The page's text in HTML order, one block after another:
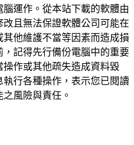
運作。從本站下載的軟體由
且無法保證軟體公司可能在
他維護不當等因素而造成損
記得先行備份電腦中的重要
作或其他疏失造成資料毀
行各種操作，表示您已閱讀
風險與責任。